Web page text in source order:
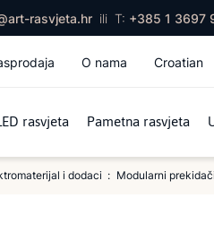
rasvjeta.hr ili T: +385 1 3697
O nama Croatian
rasvjeta Pametna rasvjeta
i dodaci Modularni